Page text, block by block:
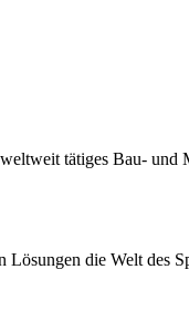
tätiges Bau- und
die Welt des